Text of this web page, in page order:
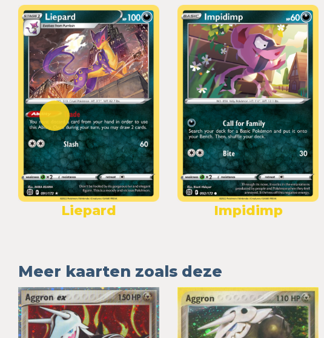
Liepard Impidimp
Meer kaarten zoals deze